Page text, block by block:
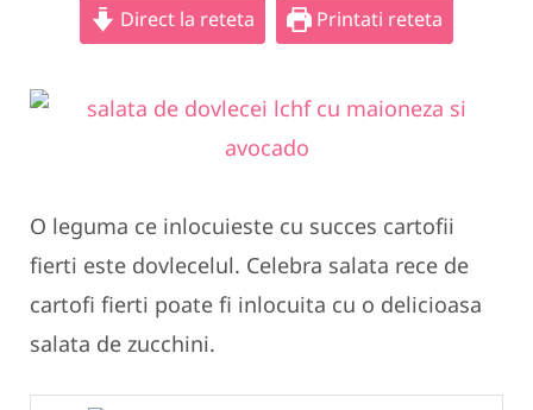
Direct la reteta Printati reteta
O leguma ce inlocuieste cu succes cartofii
fierti este dovlecelul. Celebra salata rece de
cartofi fierti poate fi inlocuita cu o delicioasa
salata de zucchini.